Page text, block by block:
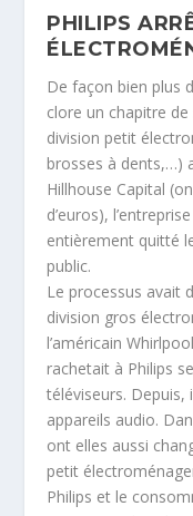
PHILIPS
De façon bien plus
clore un chapitre
division petit
brosses à dents,…)
Hillhouse Capital
d’euros),
entièrement quitté
public.
Le processus avait
division gros
l’américain
rachetait à Philips
téléviseurs. Depuis,
appareils audio.
ont elles aussi
petit
Philips et le